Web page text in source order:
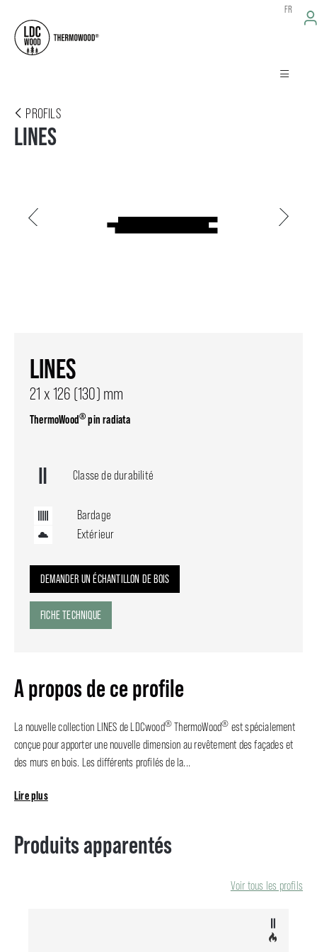
FR
PROFILS
LINES
Précédent Suivant
LINES
21 x 126 (130) mm
ThermoWood®pin radiata
Classe de durabilité
Bardage
Extérieur
DEMANDER UN ÉCHANTILLON DE BOIS
FICHE TECHNIQUE
A propos de ce profile
La nouvelle collection LINES de LDCwood® ThermoWood® est spécialement
conçue pour apporter une nouvelle dimension au revêtement des façades et
des murs en bois. Les différents profilés de la...
Lire plus
Produits apparentés
Voir tous les profils